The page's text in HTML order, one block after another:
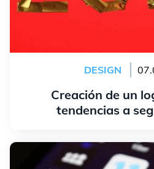
DESIGN
Creación de un
tendencias a
Crear un logo de